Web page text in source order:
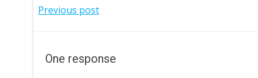
Beitragsnavigation
Previous post
One response